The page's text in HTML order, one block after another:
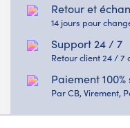
Retour et
14 jours pour
Support 24 / 7
Retour client 24 / 7
Paiement
Par CB, Virement,